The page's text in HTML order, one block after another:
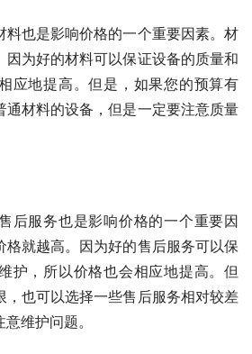
料也是影响价格的一个重要因素。材
因为好的材料可以保证设备的质量和
应地提高。但是，如果您的预算有
通材料的设备，但是一定要注意质量
后服务也是影响价格的一个重要因
格就越高。因为好的售后服务可以保
护，所以价格也会相应地提高。但
，也可以选择一些售后服务相对较差
维护问题。